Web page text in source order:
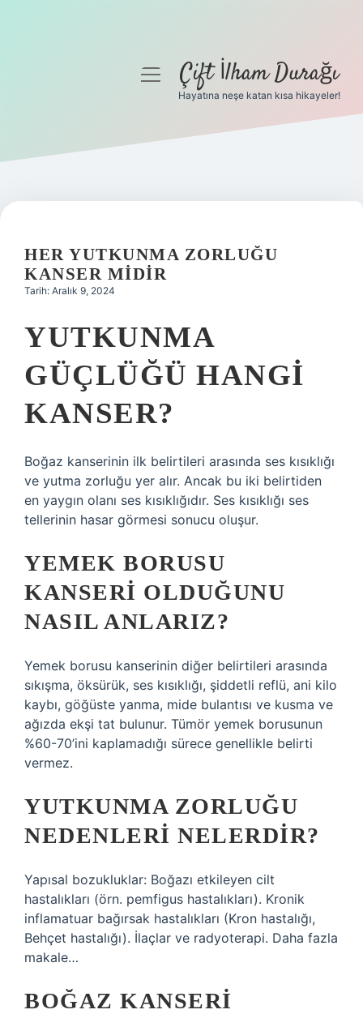
Gizlilik Politikası
Yasal Uyarı
menüyüÇift İlham Durağı
Hayatına neşe katan kısa hikayeler!
HER YUTKUNMA ZORLUĞU
KANSER MIDIR
Tarih: Aralık 9, 2024
YUTKUNMA
GÜÇLÜĞÜ HANGI
KANSER?
Boğaz kanserinin ilk belirtileri arasında ses kısıklığı
ve yutma zorluğu yer alır. Ancak bu iki belirtiden
en yaygın olanı ses kısıklığıdır. Ses kısıklığı ses
tellerinin hasar görmesi sonucu oluşur.
YEMEK BORUSU
KANSERI OLDUĞUNU
NASIL ANLARIZ?
Yemek borusu kanserinin diğer belirtileri arasında
sıkışma, öksürük, ses kısıklığı, şiddetli reflü, ani kilo
kaybı, göğüste yanma, mide bulantısı ve kusma ve
ağızda ekşi tat bulunur. Tümör yemek borusunun
%60-70’ini kaplamadığı sürece genellikle belirti
vermez.
YUTKUNMA ZORLUĞU
NEDENLERI NELERDIR?
Yapısal bozukluklar: Boğazı etkileyen cilt
hastalıkları (örn. pemfigus hastalıkları). Kronik
inflamatuar bağırsak hastalıkları (Kron hastalığı,
Behçet hastalığı). İlaçlar ve radyoterapi. Daha fazla
makale…
BOĞAZ KANSERI